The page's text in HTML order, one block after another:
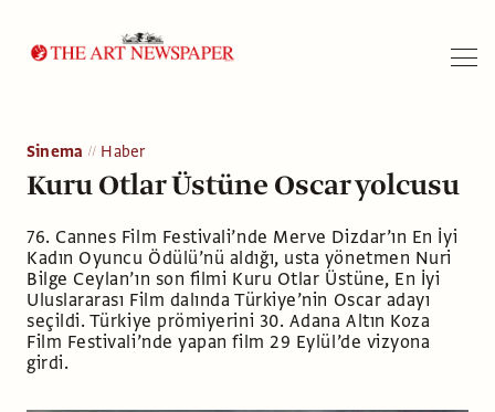
Sinema Haber
Kuru Otlar Üstüne Oscar yolcusu
76. Cannes Film Festivali’nde Merve Dizdar’ın En İyi
Kadın Oyuncu Ödülü’nü aldığı, usta yönetmen Nuri
Bilge Ceylan’ın son filmi Kuru Otlar Üstüne, En İyi
Uluslararası Film dalında Türkiye’nin Oscar adayı
seçildi. Türkiye prömiyerini 30. Adana Altın Koza
Film Festivali’nde yapan film 29 Eylül’de vizyona
girdi.